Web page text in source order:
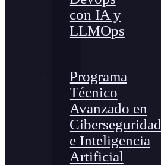
con IA y
LLMOps
Programa
Técnico
Avanzado en
Ciberseguridad
e Inteligencia
Artificial